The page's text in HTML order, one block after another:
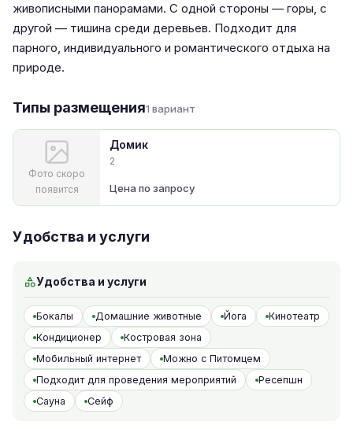
живописными панорамами. С одной стороны — горы, с
другой — тишина среди деревьев. Подходит для
парного, индивидуального и романтического отдыха на
природе.
Типы размещения1 вариант
Фото скоро
появится
Домик
2
Цена по запросу
Удобства и услуги
Удобства и услуги
Бокалы Домашние животные Йога
Кинотеатр
Кондиционер
Костровая зона
Мобильный интернет
Можно с Питомцем
Подходит для проведения мероприятий
Ресепшн
Сауна
Сейф